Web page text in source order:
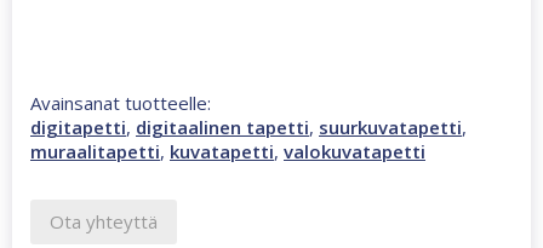
Avainsanat tuotteelle:
digitapetti, digitaalinen tapetti, suurkuvatapetti,
muraalitapetti, kuvatapetti, valokuvatapetti
Ota yhteyttä